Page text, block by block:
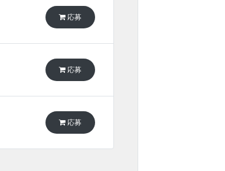
応募
応募
応募